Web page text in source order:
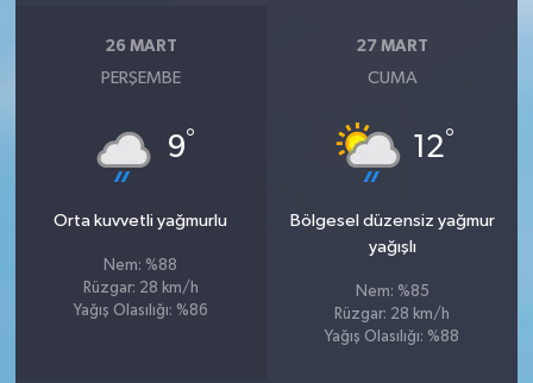
26 MART
PERŞEMBE
9°
Orta kuvvetli yağmurlu
Nem: %88
Rüzgar: 28 km/h
Yağış Olasılığı: %86
27 MART
CUMA
12°
Bölgesel düzensiz yağmur
yağışlı
Nem: %85
Rüzgar: 28 km/h
Yağış Olasılığı: %88